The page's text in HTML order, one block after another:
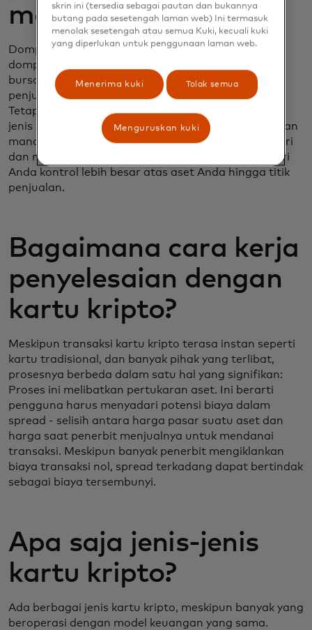
mandiri?
Dompet penyimpanan mandiri berbeda dengan
dompet yang terkait dengan bursa kripto karena
bursa menangani penyimpanan, keamanan, dan
penjualan aset ketika Anda melakukan pembelian.
Tetapi kartu kripto dapat digunakan dengan kedua
jenis dompet tersebut. Dengan dompet penyimpanan
mandiri, Anda mengontrol kunci pribadi Anda sendiri
dan menyetujui transaksi sendiri, sehingga memberi
Anda kontrol lebih besar atas aset Anda hingga titik
penjualan.
Bagaimana cara kerja
penyelesaian dengan
kartu kripto?
Meskipun transaksi kartu kripto terasa instan seperti
kartu tradisional, dan banyak pihak yang terlibat,
prosesnya berbeda dalam satu hal yang signifikan:
Proses ini melibatkan pertukaran aset. Ini berarti
pengguna harus menyadari potensi biaya dalam
spread - selisih antara harga pasar suatu aset dan
harga saat penerbit menjualnya untuk mendanai
transaksi. Meskipun banyak penerbit mengiklankan
biaya transaksi nol, spread terkadang dapat bertindak
sebagai biaya tersembunyi.
Apa saja jenis-jenis
kartu kripto?
Ada berbagai jenis kartu kripto, meskipun banyak yang
beroperasi dengan model keuangan yang sama.
skrin ini (tersedia sebagai pautan dan bukannya
butang pada sesetengah laman web) Ini termasuk
menolak sesetengah atau semua Kuki, kecuali kuki
yang diperlukan untuk penggunaan laman web.
Menerima kuki Tolak semua
Menguruskan kuki